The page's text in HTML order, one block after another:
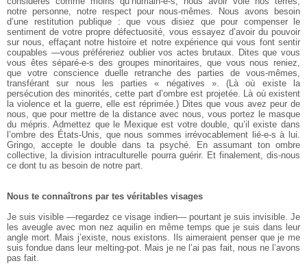
notre personne, notre respect pour nous-mêmes. Nous avons besoin
d’une restitution publique : que vous disiez que pour compenser le
sentiment de votre propre défectuosité, vous essayez d’avoir du pouvoir
sur nous, effaçant notre histoire et notre expérience qui vous font sentir
coupables —vous préféreriez oublier vos actes brutaux. Dites que vous
vous êtes séparé-e-s des groupes minoritaires, que vous nous reniez,
que votre conscience duelle retranche des parties de vous-mêmes,
transférant sur nous les parties « négatives ». (Là où existe la
persécution des minorités, cette part d’ombre est projetée. Là où existent
la violence et la guerre, elle est réprimée.) Dites que vous avez peur de
nous, que pour mettre de la distance avec nous, vous portez le masque
du mépris. Admettez que le Mexique est votre double, qu’il existe dans
l’ombre des États-Unis, que nous sommes irrévocablement lié-e-s à lui.
Gringo, accepte le double dans ta psyché. En assumant ton ombre
collective, la division intraculturelle pourra guérir. Et finalement, dis-nous
ce dont tu as besoin de notre part.
Nous te connaîtrons par tes véritables visages
Je suis visible —regardez ce visage indien— pourtant je suis invisible. Je
les aveugle avec mon nez aquilin en même temps que je suis dans leur
angle mort. Mais j’existe, nous existons. Ils aimeraient penser que je me
suis fondue dans leur melting-pot. Mais je ne l’ai pas fait, nous ne l’avons
pas fait.